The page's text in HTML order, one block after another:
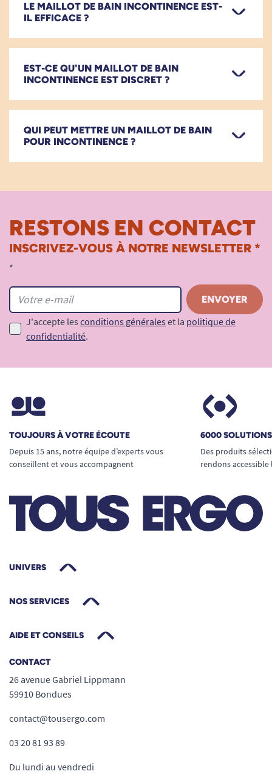
LE MAILLOT DE BAIN INCONTINENCE EST-
IL EFFICACE ?
EST-CE QU'UN MAILLOT DE BAIN
INCONTINENCE EST DISCRET ?
QUI PEUT METTRE UN MAILLOT DE BAIN
POUR INCONTINENCE ?
RESTONS EN CONTACT
INSCRIVEZ-VOUS À NOTRE NEWSLETTER *
*
J'accepte les conditions générales et la politique de
confidentialité.
TOUJOURS À VOTRE ÉCOUTE
Depuis 15 ans, notre équipe d’experts vous
conseillent et vous accompagnent
6000
Des produits
rendons
UNIVERS
NOS SERVICES
AIDE ET CONSEILS
CONTACT
26 avenue Gabriel Lippmann
59910 Bondues
contact@tousergo.com
03 20 81 93 89
Du lundi au vendredi